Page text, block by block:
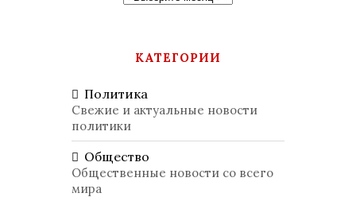
КАТЕГОРИИ
Политика
Свежие и актуальные новости
политики
Общество
Общественные новости со всего
мира